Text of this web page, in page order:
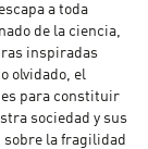
a toda
de la ciencia,
inspiradas
olvidado, el
para constituir
sociedad y sus
sobre la fragilidad